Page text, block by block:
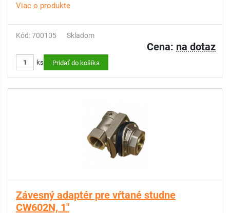
Viac o produkte
Kód: 700105 Skladom
Cena: na dotaz
ks Pridať do košíka
Závesný adaptér pre vŕtané studne
CW602N, 1"